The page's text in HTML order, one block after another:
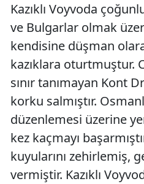
Kazıklı Voyvoda
ve Bulgarlar olmak
kendisine düşman
kazıklara oturtmuştur.
sınır tanımayan Kont
korku salmıştır.
düzenlemesi üzerine
kez kaçmayı
kuyularını zehirlemiş,
vermiştir. Kazıklı